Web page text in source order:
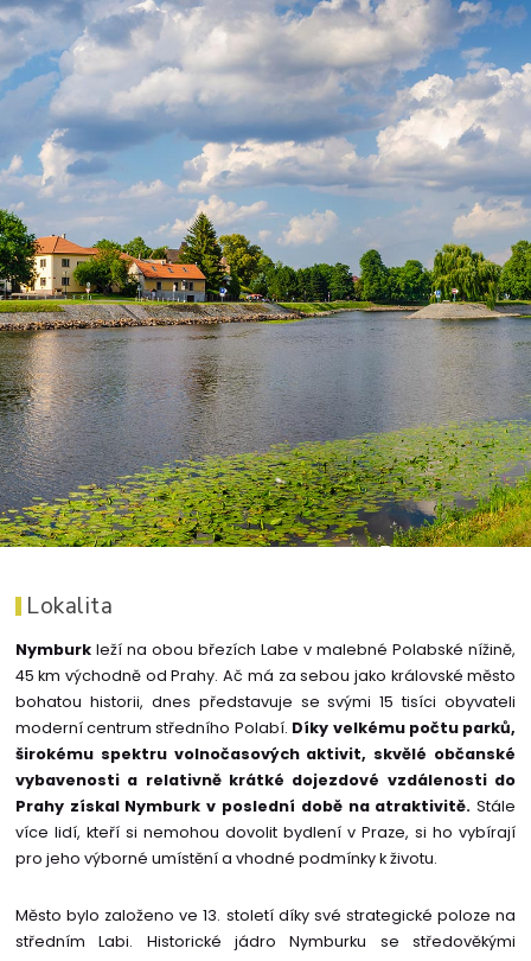
Lokalita
Nymburkleží na obou březích Labe v malebné Polabské nížině,
45 km východně od Prahy. Ač má za sebou jako královské město
bohatou historii, dnes představuje se svými 15 tisíci obyvateli
moderní centrum středního Polabí. Díky velkému počtu parků,
širokému spektru volnočasových aktivit, skvělé občanské
vybavenosti a relativně krátké dojezdové vzdálenosti do
Prahy získal Nymburk v poslední době na atraktivitě. Stále
více lidí, kteří si nemohou dovolit bydlení v Praze, si ho vybírají
pro jeho výborné umístění a vhodné podmínky k životu.
Město bylo založeno ve 13. století díky své strategické poloze na
středním Labi. Historické jádro Nymburku se středověkými